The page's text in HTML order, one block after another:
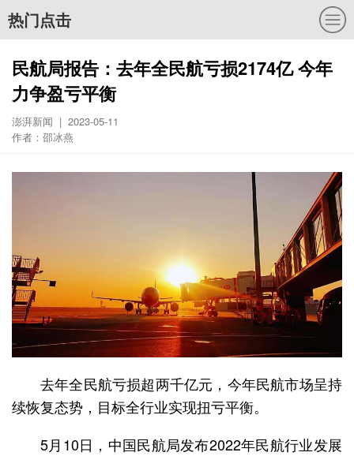
热门点击
民航局报告：去年全民航亏损2174亿 今年
力争盈亏平衡
澎湃新闻 | 2023-05-11
作者：邵冰燕
去年全民航亏损超两千亿元，今年民航市场呈持
续恢复态势，目标全行业实现扭亏平衡。
5月10日，中国民航局发布2022年民航行业发展